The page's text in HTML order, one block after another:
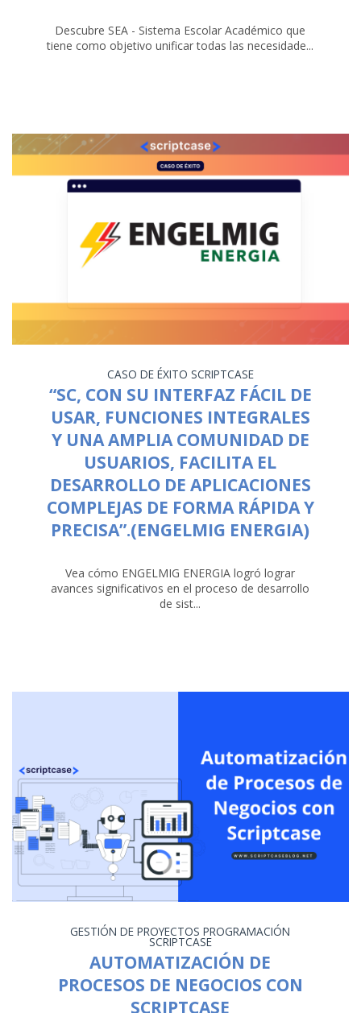
Descubre SEA - Sistema Escolar Académico que
tiene como objetivo unificar todas las necesidade...
CASO DE ÉXITO SCRIPTCASE
“SC, CON SU INTERFAZ FÁCIL DE
USAR, FUNCIONES INTEGRALES
Y UNA AMPLIA COMUNIDAD DE
USUARIOS, FACILITA EL
DESARROLLO DE APLICACIONES
COMPLEJAS DE FORMA RÁPIDA Y
PRECISA”.(ENGELMIG ENERGIA)
Vea cómo ENGELMIG ENERGIA logró lograr
avances significativos en el proceso de desarrollo
de sist...
GESTIÓN DE PROYECTOS PROGRAMACIÓN
SCRIPTCASE
AUTOMATIZACIÓN DE
PROCESOS DE NEGOCIOS CON
SCRIPTCASE